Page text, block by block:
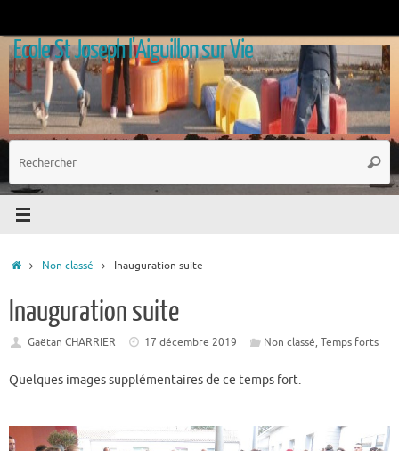
contenu
Ecole St Joseph l'Aiguillon sur Vie
:
AccueilNon classé Inauguration suite
Inauguration suite
Gaëtan CHARRIER 17 décembre 2019 Non classé, Temps forts
Quelques images supplémentaires de ce temps fort.